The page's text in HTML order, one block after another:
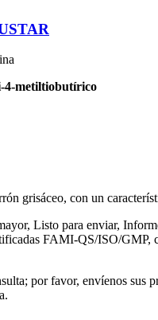
4-metiltiobutírico
grisáceo, con un
Listo para enviar,
FAMI-QS/ISO/GMP,
por favor, envíenos sus